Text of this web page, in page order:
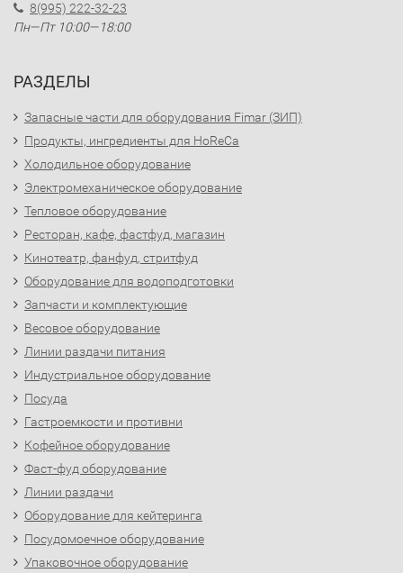
8(995) 222-32-23
Пн—Пт 10:00—18:00
РАЗДЕЛЫ
Запасные части для оборудования Fimar (ЗИП)
Продукты, ингредиенты для HoReCa
Холодильное оборудование
Электромеханическое оборудование
Тепловое оборудование
Ресторан, кафе, фастфуд, магазин
Кинотеатр, фанфуд, стритфуд
Оборудование для водоподготовки
Запчасти и комплектующие
Весовое оборудование
Линии раздачи питания
Индустриальное оборудование
Посуда
Гастроемкости и противни
Кофейное оборудование
Фаст-фуд оборудование
Линии раздачи
Оборудование для кейтеринга
Посудомоечное оборудование
Упаковочное оборудование